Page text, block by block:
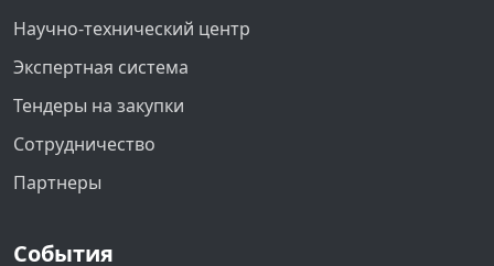
Научно-технический центр
Экспертная система
Тендеры на закупки
Сотрудничество
Партнеры
События